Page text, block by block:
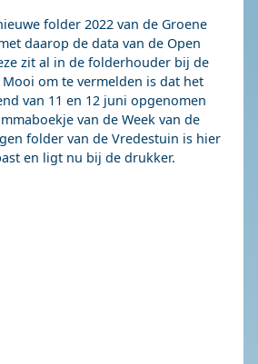
folder 2022 van de Groene
daarop de data van de Open
zit al in de folderhouder bij de
om te vermelden is dat het
van 11 en 12 juni opgenomen
van de Week van de
folder van de Vredestuin is hier
en ligt nu bij de drukker.